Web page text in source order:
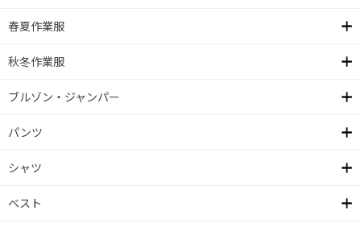
春夏作業服
秋冬作業服
ブルゾン・ジャンパー
パンツ
シャツ
ベスト